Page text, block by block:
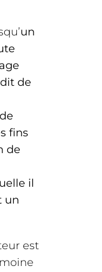
un
de
fins
de
il
un
est